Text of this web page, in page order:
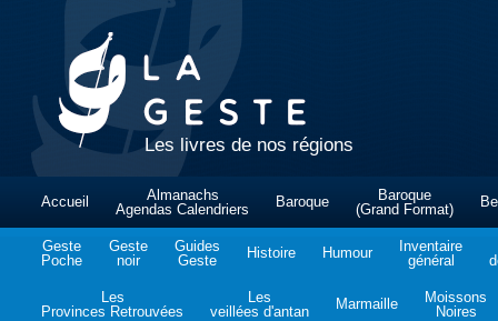
Les livres de nos régions
Accueil
Almanachs
Agendas Calendriers
Baroque
Baroque
(Grand Format)
Geste
Poche
Geste
noir
Guides
Geste
Histoire Humour
Inventaire
général
Les
Provinces Retrouvées
Les
veillées d'antan
Marmaille
Moissons
Noires